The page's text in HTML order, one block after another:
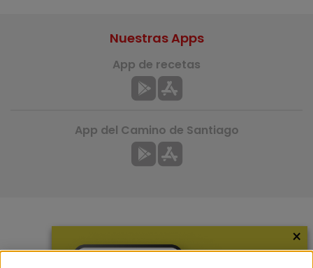
Nuestras Apps
App de recetas
App del Camino de Santiago
×